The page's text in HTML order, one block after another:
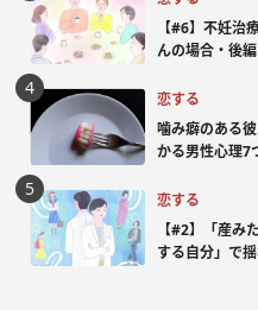
【#6】不妊治
んの場合・後編
恋する
噛み癖のある
かる男性心理7
恋する
【#2】「産み
する自分」で